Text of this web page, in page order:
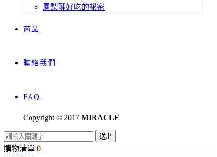
鳳梨酥好吃的祕密
商品
聯絡我們
FAQ
Copyright © 2017 MIRACLE
送出
購物清單 0